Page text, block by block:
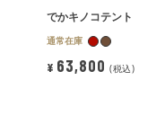
でかキノコテント
通常在庫
¥ 63,800 税込